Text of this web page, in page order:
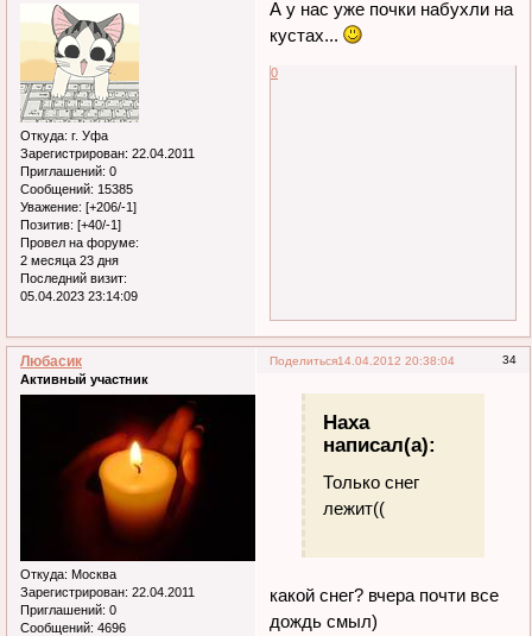
Откуда: г. Уфа
Зарегистрирован: 22.04.2011
Приглашений: 0
Сообщений: 15385
Уважение: [+206/-1]
Позитив: [+40/-1]
Провел на форуме:
2 месяца 23 дня
Последний визит:
05.04.2023 23:14:09
А у нас уже почки набухли на
кустах...
0
Поделиться 34
14.04.2012 20:38:04
Любасик
Активный участник
Откуда: Москва
Зарегистрирован: 22.04.2011
Приглашений: 0
Сообщений: 4696
Наха
написал(а):
Только снег
лежит((
какой снег? вчера почти все
дождь смыл)